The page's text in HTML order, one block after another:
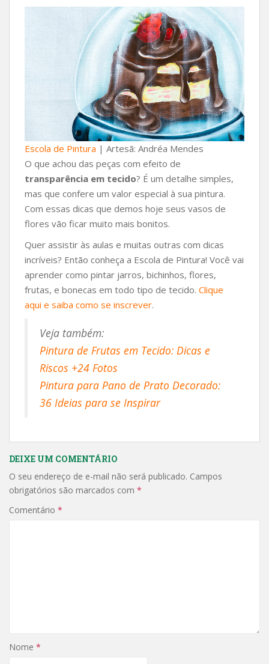
Escola de Pintura | Artesã: Andréa Mendes
O que achou das peças com efeito de
transparência em tecido? É um detalhe simples,
mas que confere um valor especial à sua pintura.
Com essas dicas que demos hoje seus vasos de
flores vão ficar muito mais bonitos.
Quer assistir às aulas e muitas outras com dicas
incríveis? Então conheça a Escola de Pintura! Você vai
aprender como pintar jarros, bichinhos, flores,
frutas, e bonecas em todo tipo de tecido. Clique
aqui e saiba como se inscrever.
Veja também:
Pintura de Frutas em Tecido: Dicas e
Riscos +24 Fotos
Pintura para Pano de Prato Decorado:
36 Ideias para se Inspirar
DEIXE UM COMENTÁRIO
O seu endereço de e-mail não será publicado. Campos
obrigatórios são marcados com *
Comentário *
Nome *